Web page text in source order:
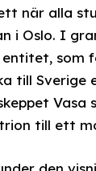
när alla
i Oslo. I
entitet, som
till Sverige
Vasa
till ett